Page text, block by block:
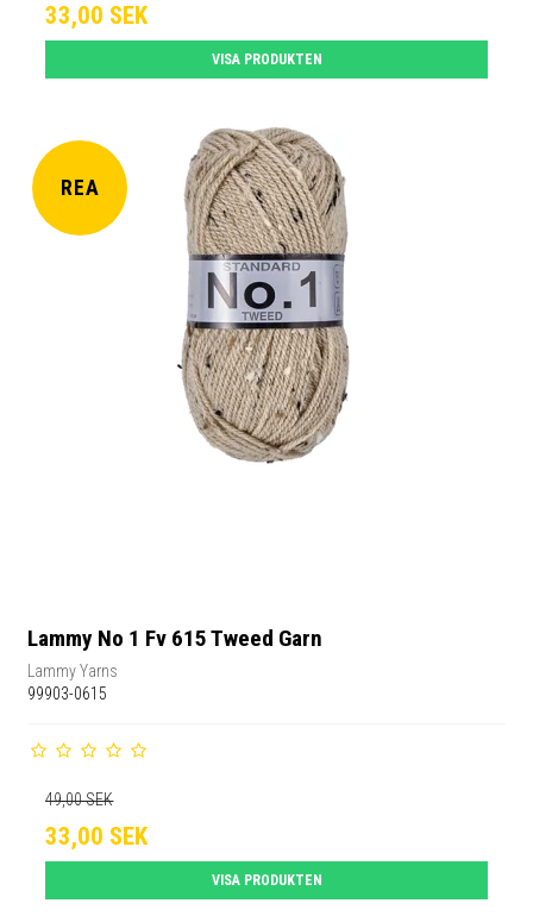
33,00 SEK
VISA PRODUKTEN
REA
Lammy No 1 Fv 615 Tweed Garn
Lammy Yarns
99903-0615
49,00 SEK
33,00 SEK
VISA PRODUKTEN